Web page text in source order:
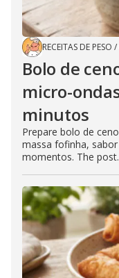
RECEITAS DE PESO /
Bolo de
micro-
minutos
Prepare bolo de
massa fofinha,
momentos. The